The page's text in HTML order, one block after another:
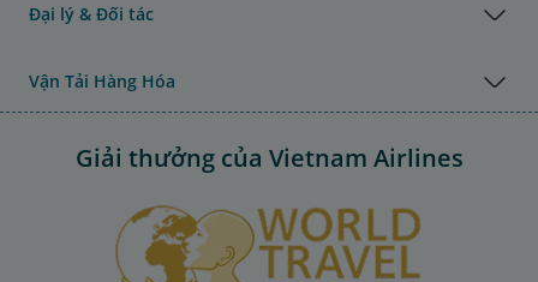
Đại lý & Đối tác
Vận Tải Hàng Hóa
Giải thưởng của Vietnam Airlines